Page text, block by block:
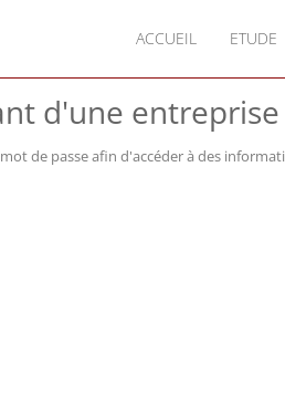
ACCUEIL ETUDE
d'une
de passe afin d'accéder à des